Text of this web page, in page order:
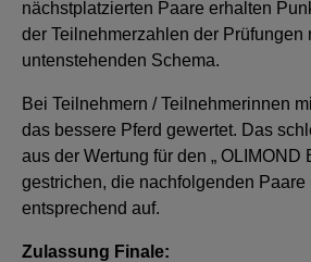
nächstplatzierten Paare erhalten
der Teilnehmerzahlen der Prüfungen
untenstehenden Schema.
Bei Teilnehmern / Teilnehmerinnen
das bessere Pferd gewertet. Das
aus der Wertung für den „ OLIMOND
gestrichen, die nachfolgenden Paare
entsprechend auf.
Zulassung Finale: